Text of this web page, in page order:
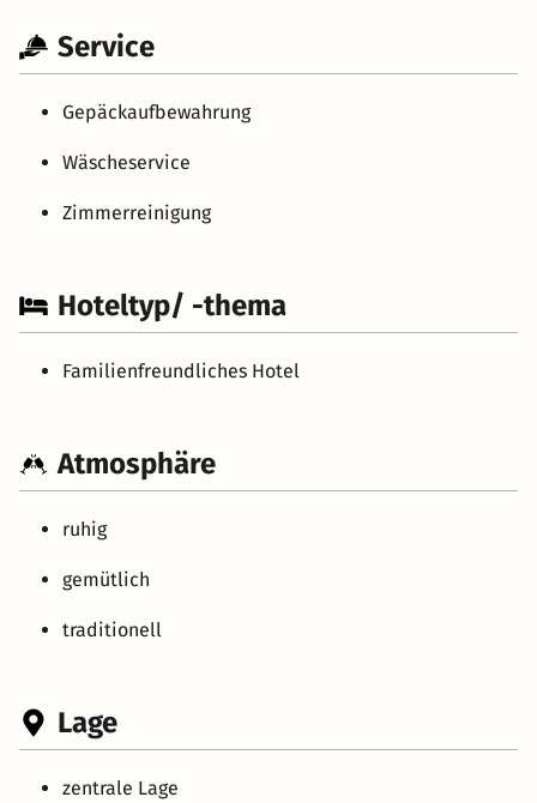
Service
Gepäckaufbewahrung
Wäscheservice
Zimmerreinigung
Hoteltyp/ -thema
Familienfreundliches Hotel
Atmosphäre
ruhig
gemütlich
traditionell
Lage
zentrale Lage